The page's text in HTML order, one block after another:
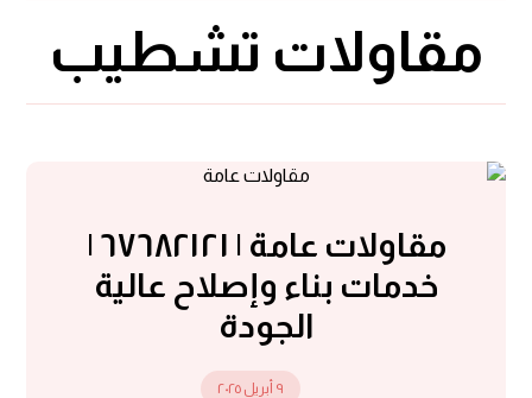
مقاولات تشطيب
مقاولات عامة | ٦٧٦٨٢١٢١ |
خدمات بناء وإصلاح عالية
الجودة
٩ أبريل ٢٠٢٥